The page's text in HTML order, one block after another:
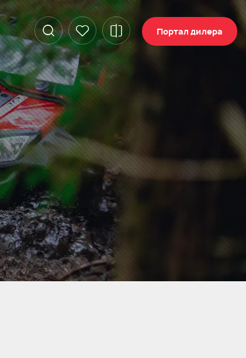
Портал дилера